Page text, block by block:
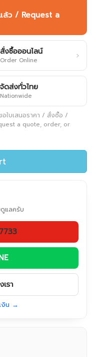
ล้ว / Request a
สั่งซื้อออนไลน์
Order Online ›
จัดส่งทั่วไทย
Nationwide
อใบเสนอราคา / สั่งซื้อ /
a quote, order, or
แลครับ
รา
งิน →